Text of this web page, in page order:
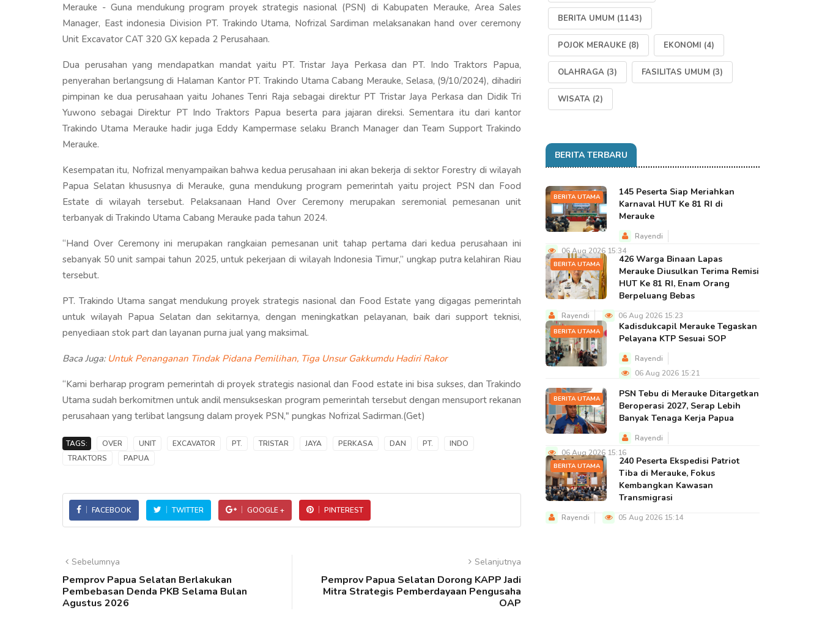
Merauke - Guna mendukung program proyek strategis nasional (PSN) di Kabupaten Merauke, Area Sales
Manager, East indonesia Division PT. Trakindo Utama, Nofrizal Sardiman melaksanakan hand over ceremony
Unit Excavator CAT 320 GX kepada 2 Perusahaan.
Dua perusahan yang mendapatkan mandat yaitu PT. Tristar Jaya Perkasa dan PT. Indo Traktors Papua,
penyerahan berlangsung di Halaman Kantor PT. Trakindo Utama Cabang Merauke, Selasa, (9/10/2024), dihadiri
pimpinan ke dua perusahaan yaitu Johanes Tenri Raja sebagai direktur PT Tristar Jaya Perkasa dan Didik Tri
Yuwono sebagai Direktur PT Indo Traktors Papua beserta para jajaran direksi. Sementara itu dari kantor
Trakindo Utama Merauke hadir juga Eddy Kampermase selaku Branch Manager dan Team Support Trakindo
Merauke.
Kesempatan itu, Nofrizal menyampaikan bahwa kedua perusahaan ini akan bekerja di sektor Forestry di wilayah
Papua Selatan khususnya di Merauke, guna mendukung program pemerintah yaitu project PSN dan Food
Estate di wilayah tersebut. Pelaksanaan Hand Over Ceremony merupakan seremonial pemesanan unit
terbanyak di Trakindo Utama Cabang Merauke pada tahun 2024.
“Hand Over Ceremony ini merupakan rangkaian pemesanan unit tahap pertama dari kedua perusahaan ini
sebanyak 50 unit sampai tahun 2025, untuk pekerjaan di wilayah Indonesia Timur,” ungkap putra kelahiran Riau
tersebut.
PT. Trakindo Utama sangat mendukung proyek strategis nasional dan Food Estate yang digagas pemerintah
untuk wilayah Papua Selatan dan sekitarnya, dengan meningkatkan pelayanan, baik dari support teknisi,
penyediaan stok part dan layanan purna jual yang maksimal.
Baca Juga: Untuk Penanganan Tindak Pidana Pemilihan, Tiga Unsur Gakkumdu Hadiri Rakor
“Kami berharap program pemerintah di proyek strategis nasional dan Food estate ini bisa sukses, dan Trakindo
Utama sudah berkomitmen untuk andil mensukseskan program pemerintah tersebut dengan mensuport rekanan
perusahaan yang terlibat langsung dalam proyek PSN," pungkas Nofrizal Sadirman.(Get)
TAGS: OVER UNIT EXCAVATOR PT. TRISTAR JAYA PERKASA DAN PT.
INDO
TRAKTORS
PAPUA
FACEBOOK TWITTER GOOGLE + PINTEREST
Sebelumnya
Pemprov Papua Selatan Berlakukan
Pembebasan Denda PKB Selama Bulan
Agustus 2026
Selanjutnya
Pemprov Papua Selatan Dorong KAPP Jadi
Mitra Strategis Pemberdayaan Pengusaha
OAP
BERITA UMUM (1143)
POJOK MERAUKE (8) EKONOMI (4)
OLAHRAGA (3) FASILITAS UMUM (3)
WISATA (2)
BERITA TERBARU
BERITA UTAMA
145 Peserta Siap Meriahkan
Karnaval HUT Ke 81 RI di
Merauke
Rayendi
06 Aug 2026 15:34
BERITA UTAMA
426 Warga Binaan Lapas
Merauke Diusulkan Terima Remisi
HUT Ke 81 RI, Enam Orang
Berpeluang Bebas
Rayendi 06 Aug 2026 15:23
BERITA UTAMA
Kadisdukcapil Merauke Tegaskan
Pelayana KTP Sesuai SOP
Rayendi
06 Aug 2026 15:21
BERITA UTAMA
PSN Tebu di Merauke Ditargetkan
Beroperasi 2027, Serap Lebih
Banyak Tenaga Kerja Papua
Rayendi
06 Aug 2026 15:16
BERITA UTAMA
240 Peserta Ekspedisi Patriot
Tiba di Merauke, Fokus
Kembangkan Kawasan
Transmigrasi
Rayendi 05 Aug 2026 15:14